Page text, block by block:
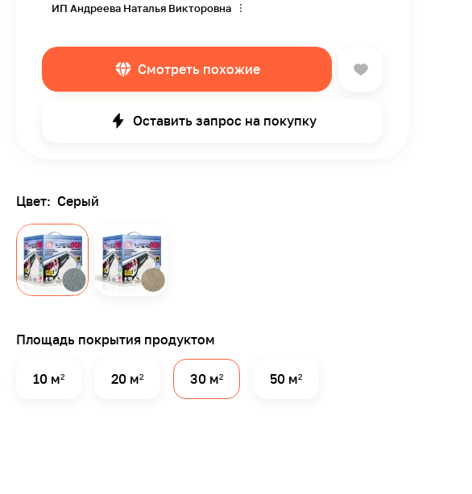
ИП Андреева Наталья Викторовна
Смотреть похожие
Оставить запрос на покупку
Цвет: Серый
Площадь покрытия продуктом
10 м² 20 м² 30 м² 50 м²